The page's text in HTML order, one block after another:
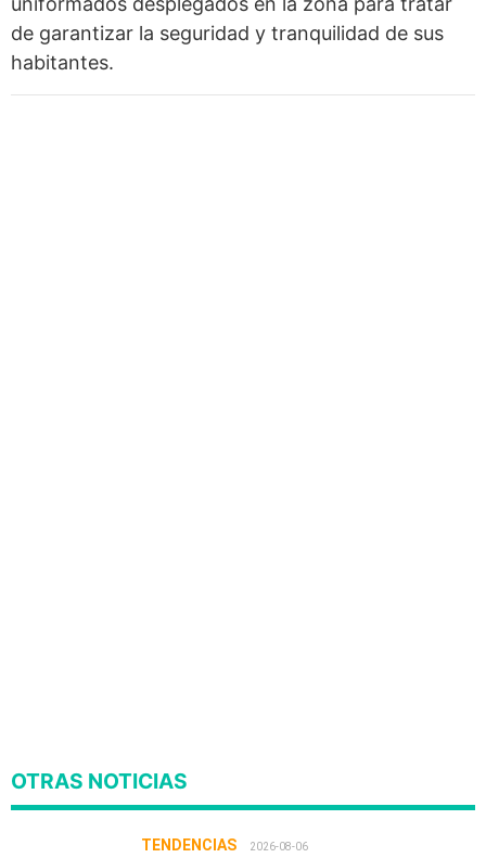
de garantizar la seguridad y tranquilidad de sus
habitantes.
OTRAS NOTICIAS
TENDENCIAS 2026-08-06